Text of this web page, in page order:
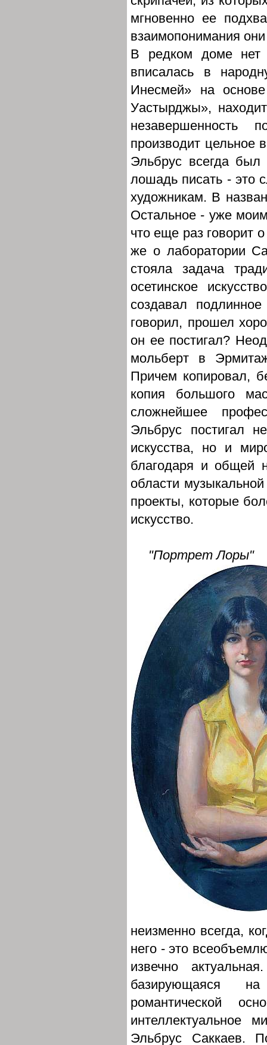
мгновенно ее
взаимопонимания
В редком доме нет
вписалась в
Инесмей» на
Уастырджы»,
незавершенность
производит цельное
Эльбрус всегда
лошадь писать - это
художникам. В
Остальное - уже
что еще раз говорит
же о лаборатории
стояла задача
осетинское
создавал
говорил, прошел
он ее постигал?
мольберт в
Причем копировал,
копия большого
сложнейшее
Эльбрус постигал
искусства, но и
благодаря и общей
области
проекты, которые
искусство.
"Портрет Лоры"
неизменно всегда,
него - это
извечно
базирующаяся
романтической
интеллектуальное
Эльбрус Саккаев.